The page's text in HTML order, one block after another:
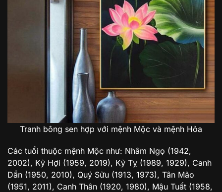
Tranh bông sen hợp với mệnh Mộc và mệnh Hỏa
Các tuổi thuộc mệnh Mộc như: Nhâm Ngọ (1942,
2002), Kỷ Hợi (1959, 2019), Kỷ Tỵ (1989, 1929), Canh
Dần (1950, 2010), Quý Sửu (1913, 1973), Tân Mão
(1951, 2011), Canh Thân (1920, 1980), Mậu Tuất (1958,